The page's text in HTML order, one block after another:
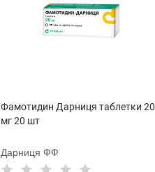
Фамотидин Дарниця таблетки 20
мг 20 шт
Дарниця ФФ